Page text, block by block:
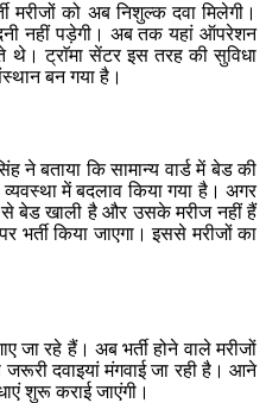
मरीजों को अब निशुल्क दवा मिलेगी।
नहीं पड़ेगी। अब तक यहां ऑपरेशन
ट्राॅमा सेंटर इस तरह की सुविधा
बन गया है।
ने बताया कि सामान्य वार्ड में बेड की
में बदलाव किया गया है। अगर
बेड खाली है और उसके मरीज नहीं हैं
भर्ती किया जाएगा। इससे मरीजों का
रहे हैं। अब भर्ती होने वाले मरीजों
जरूरी दवाइयां मंगवाई जा रही है। आने
शुरू कराई जाएंगी।